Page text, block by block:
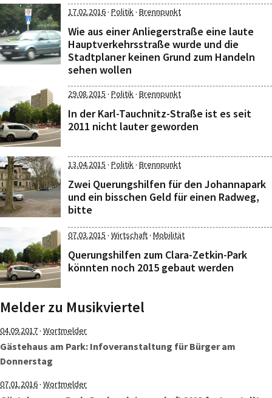
17.02.2016· Politik· Brennpunkt
Wie aus einer Anliegerstraße eine laute
Hauptverkehrsstraße wurde und die
Stadtplaner keinen Grund zum Handeln
sehen wollen
29.08.2015 · Politik· Brennpunkt
In der Karl-Tauchnitz-Straße ist es seit
2011 nicht lauter geworden
13.04.2015 · Politik· Brennpunkt
Zwei Querungshilfen für den Johannapark
und ein bisschen Geld für einen Radweg,
bitte
07.03.2015 · Wirtschaft· Mobilität
Querungshilfen zum Clara-Zetkin-Park
könnten noch 2015 gebaut werden
Melder zu Musikviertel
04.09.2017· Wortmelder
Gästehaus am Park: Infoveranstaltung für Bürger am
Donnerstag
07.01.2016· Wortmelder